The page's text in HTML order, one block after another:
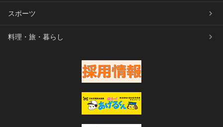
スポーツ
料理・旅・暮らし